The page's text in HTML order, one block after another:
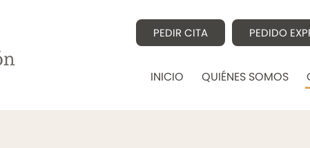
PEDIR CITA PEDIDO
INICIO QUIÉNES SOMOS